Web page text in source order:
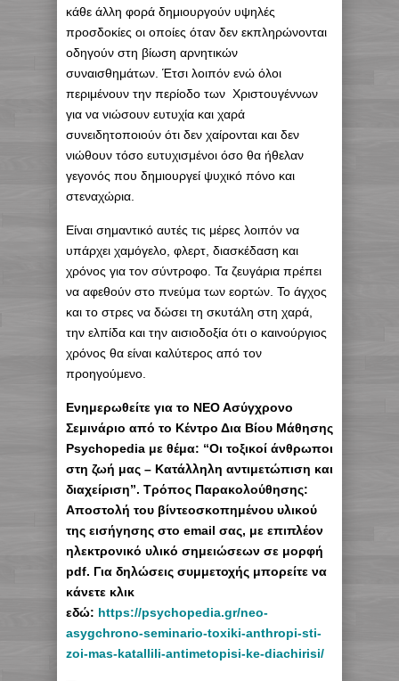
κάθε άλλη φορά δημιουργούν υψηλές
προσδοκίες οι οποίες όταν δεν εκπληρώνονται
οδηγούν στη βίωση αρνητικών
συναισθημάτων. Έτσι λοιπόν ενώ όλοι
περιμένουν την περίοδο των Χριστουγέννων
για να νιώσουν ευτυχία και χαρά
συνειδητοποιούν ότι δεν χαίρονται και δεν
νιώθουν τόσο ευτυχισμένοι όσο θα ήθελαν
γεγονός που δημιουργεί ψυχικό πόνο και
στεναχώρια.
Είναι σημαντικό αυτές τις μέρες λοιπόν να
υπάρχει χαμόγελο, φλερτ, διασκέδαση και
χρόνος για τον σύντροφο. Τα ζευγάρια πρέπει
να αφεθούν στο πνεύμα των εορτών. Το άγχος
και το στρες να δώσει τη σκυτάλη στη χαρά,
την ελπίδα και την αισιοδοξία ότι ο καινούργιος
χρόνος θα είναι καλύτερος από τον
προηγούμενο.
Eνημερωθείτε για το ΝΕΟ Ασύγχρονο
Σεμινάριο από το Κέντρο Δια Βίου Μάθησης
Psychopedia με θέμα: “Οι τοξικοί άνθρωποι
στη ζωή μας – Κατάλληλη αντιμετώπιση και
διαχείριση”. Τρόπος Παρακολούθησης:
Αποστολή του βίντεοσκοπημένου υλικού
της εισήγησης στο email σας, με επιπλέον
ηλεκτρονικό υλικό σημειώσεων σε μορφή
pdf. Για δηλώσεις συμμετοχής μπορείτε να
κάνετε κλικ
εδώ: https://psychopedia.gr/neo-
asygchrono-seminario-toxiki-anthropi-sti-
zoi-mas-katallili-antimetopisi-ke-diachirisi/